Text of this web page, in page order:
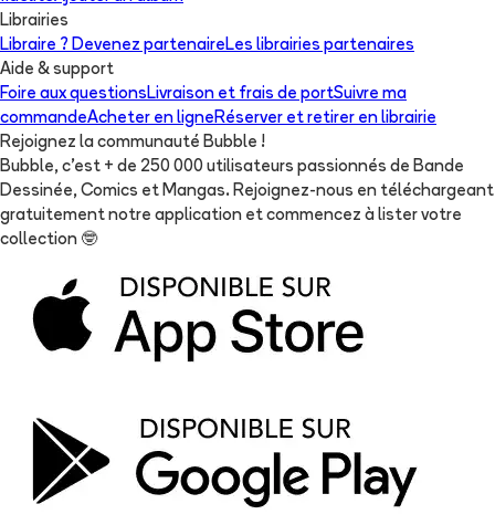
Librairies
Libraire ? Devenez partenaire Les librairies partenaires
Aide & support
Foire aux questions Livraison et frais de portSuivre ma
commandeAcheter en ligne Réserver et retirer en librairie
Rejoignez la communauté Bubble !
Bubble, c'est + de 250 000 utilisateurs passionnés de Bande
Dessinée, Comics et Mangas. Rejoignez-nous en téléchargeant
gratuitement notre application et commencez à lister votre
collection 🤓